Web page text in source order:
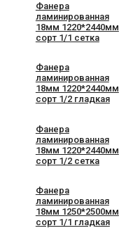
Фанера
ламинированная
18мм 1220*2440мм
сорт 1/1 сетка
Фанера
ламинированная
18мм 1220*2440мм
сорт 1/2 гладкая
Фанера
ламинированная
18мм 1220*2440мм
сорт 1/2 сетка
Фанера
ламинированная
18мм 1250*2500мм
сорт 1/1 гладкая